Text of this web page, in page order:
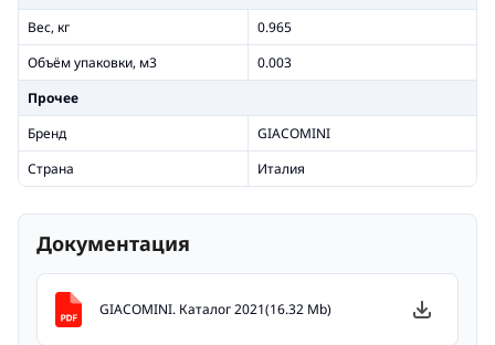
Вес, кг
0.965
Объём упаковки, м3
0.003
Прочее
Бренд
GIACOMINI
Страна
Италия
Документация
GIACOMINI. Каталог 2021(16.32 Mb)